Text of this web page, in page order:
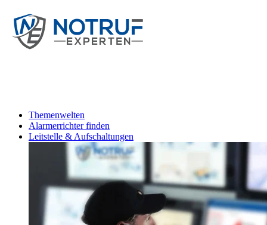
Themenwelten
Alarmerrichter finden
Leitstelle & Aufschaltungen